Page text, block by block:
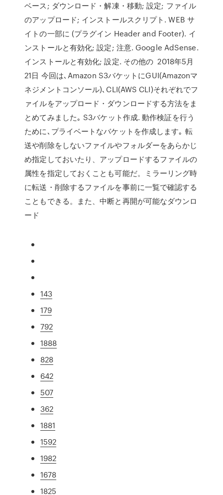
ベース; ダウンロード・解凍・移動; 設定; ファイル
のアップロード; インストールスクリプト. WEB サ
イトの一部に (プラグイン Header and Footer). イ
ンストールと有効化; 設定; 注意. Google AdSense.
インストールと有効化; 設定. その他の 2018年5月
21日 今回は､Amazon S3バケットにGUI(Amazonマ
ネジメントコンソール)､CLI(AWS CLI)それぞれでフ
ァイルをアップロード・ダウンロードする方法をま
とめてみました｡ S3バケット作成. 動作検証を行う
ために､プライベートなバケットを作成します｡ 転
送や削除をしないファイルやフォルダーをあらかじ
め指定しておいたり、アップロードするファイルの
属性を指定しておくことも可能だ。ミラーリング時
に転送・削除するファイルを事前に一覧で確認する
こともできる。また、中断と再開が可能なダウンロ
ード
143
179
792
1888
828
642
507
362
1881
1592
1982
1678
1825